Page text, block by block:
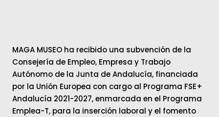
MAGA MUSEO ha recibido una subvención de la
Consejería de Empleo, Empresa y Trabajo
Autónomo de la Junta de Andalucía, financiada
por la Unión Europea con cargo al Programa FSE+
Andalucía 2021-2027, enmarcada en el Programa
Emplea-T, para la inserción laboral y el fomento